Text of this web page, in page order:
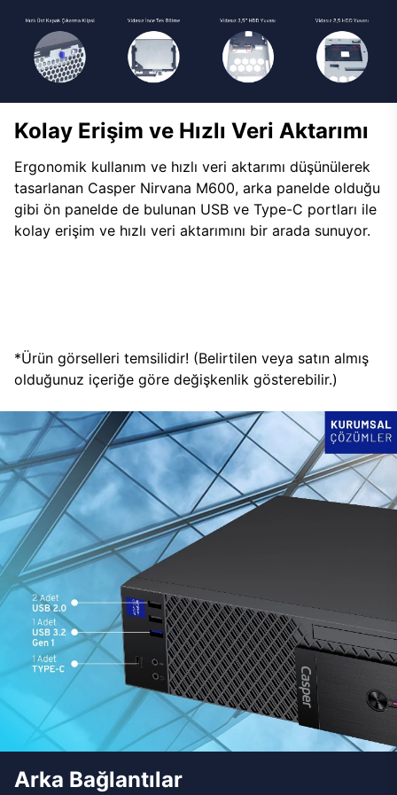
Kolay Erişim ve Hızlı Veri Aktarımı
Ergonomik kullanım ve hızlı veri aktarımı düşünülerek
tasarlanan Casper Nirvana M600, arka panelde olduğu
gibi ön panelde de bulunan USB ve Type-C portları ile
kolay erişim ve hızlı veri aktarımını bir arada sunuyor.
*Ürün görselleri temsilidir! (Belirtilen veya satın almış
olduğunuz içeriğe göre değişkenlik gösterebilir.)
Arka Bağlantılar